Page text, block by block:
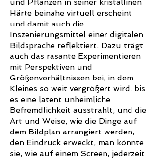
und Pflanzen in seiner kristallinen
Härte beinahe virtuell erscheint
und damit auch die
Inszenierungsmittel einer digitalen
Bildsprache reflektiert. Dazu trägt
auch das rasante Experimentieren
mit Perspektiven und
Größenverhältnissen bei, in dem
Kleines so weit vergrößert wird, bis
es eine latent unheimliche
Befremdlichkeit ausstrahlt, und die
Art und Weise, wie die Dinge auf
dem Bildplan arrangiert werden,
den Eindruck erweckt, man könnte
sie, wie auf einem Screen, jederzeit